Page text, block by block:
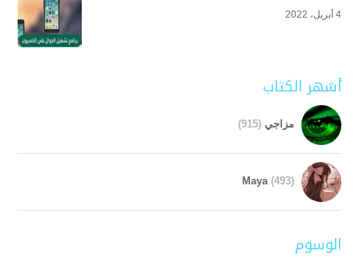
4 أبريل، 2022
أشهر الكتاب
مزاجي (915)
Maya (493)
الوسوم